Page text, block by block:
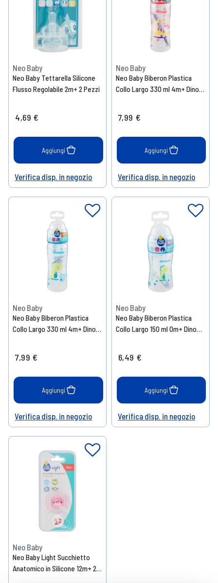
Neo Baby
Neo Baby Tettarella Silicone
Flusso Regolabile 2m+ 2 Pezzi
4,69 €
Aggiungi
Help
Verifica disp. in negozio
Neo Baby
Neo Baby Biberon Plastica
Collo Largo 330 ml 4m+ Dino
7,99 €
Aggiungi
Help
Verifica disp. in negozio
Neo Baby
Neo Baby Biberon Plastica
Collo Largo 330 ml 4m+ Dino
7,99 €
Aggiungi
Help
Verifica disp. in negozio
Neo Baby
Neo Baby Biberon Plastica
Collo Largo 150 ml 0m+ Dino
6,49 €
Aggiungi
Help
Verifica disp. in negozio
Neo Baby
Neo Baby Light Succhietto
Anatomico in Silicone 12m+ 2